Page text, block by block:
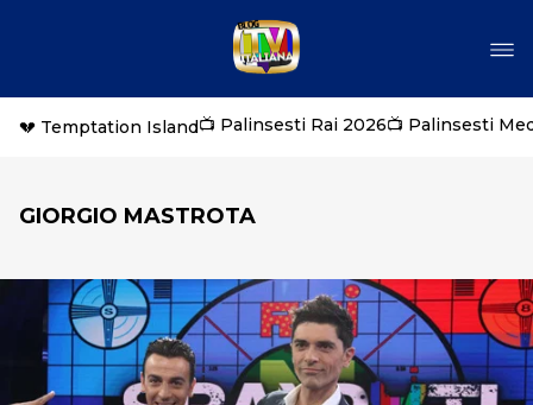
💔 Temptation Island📺 Palinsesti Rai 2026📺 Palinsesti
GIORGIO MASTROTA